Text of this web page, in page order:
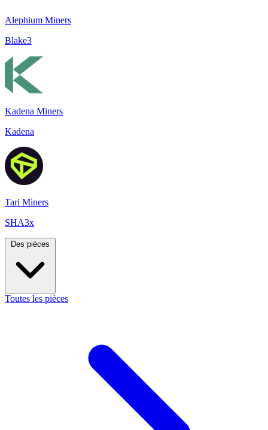
Alephium Miners
Blake3
Kadena Miners
Kadena
Tari Miners
SHA3x
Des pièces
Toutes les pièces